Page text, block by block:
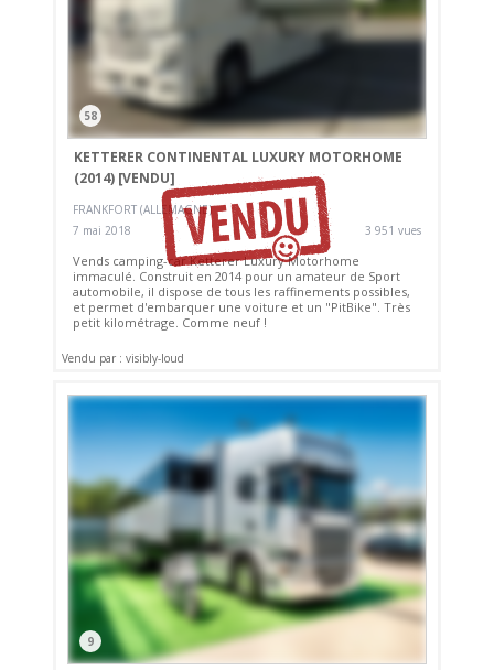
58
KETTERER CONTINENTAL LUXURY MOTORHOME
(2014) [VENDU]
FRANKFORT (ALLEMAGNE)
7 mai 2018
3 951 vues
Vends camping-car Ketterer Luxury Motorhome
immaculé. Construit en 2014 pour un amateur de Sport
automobile, il dispose de tous les raffinements possibles,
et permet d'embarquer une voiture et un "PitBike". Très
petit kilométrage. Comme neuf !
Vendu par : visibly-loud
9